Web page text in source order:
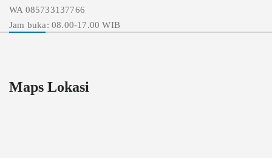
WA 085733137766
Jam buka: 08.00-17.00 WIB
Maps Lokasi